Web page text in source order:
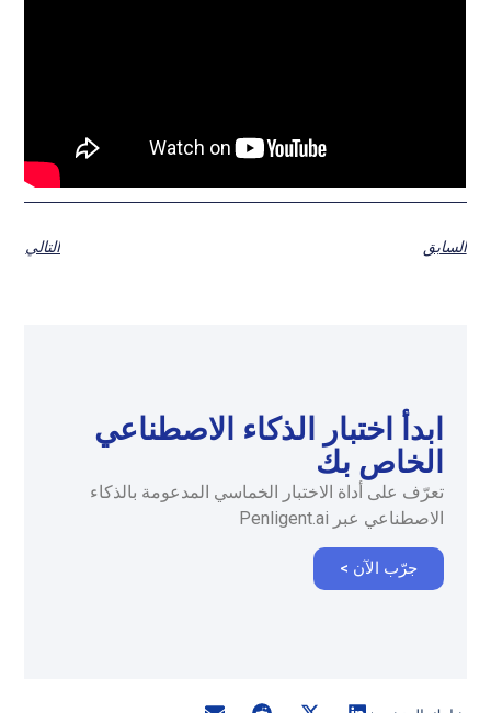
السابق التالي
ابدأ اختبار الذكاء الاصطناعي
الخاص بك
تعرّف على أداة الاختبار الخماسي المدعومة بالذكاء
الاصطناعي عبر Penligent.ai
جرّب الآن >